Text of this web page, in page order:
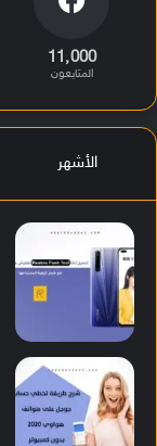
11٬000
المتابعون
الأشهر